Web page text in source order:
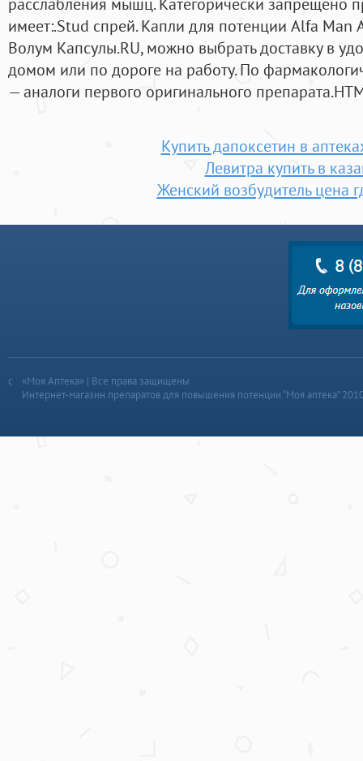
имеет:.Stud спрей. Капли для потенции Alfa Man
Волум Капсулы.RU, можно выбрать доставку в
домом или по дороге на работу. По
— аналоги первого оригинального
Купить дапоксетин в
Левитра купить в
Женский возбудитель цена
«Моя Аптека» | Все права защищены
Интернет-магазин препаратов для повышения потенции “Моя аптека”